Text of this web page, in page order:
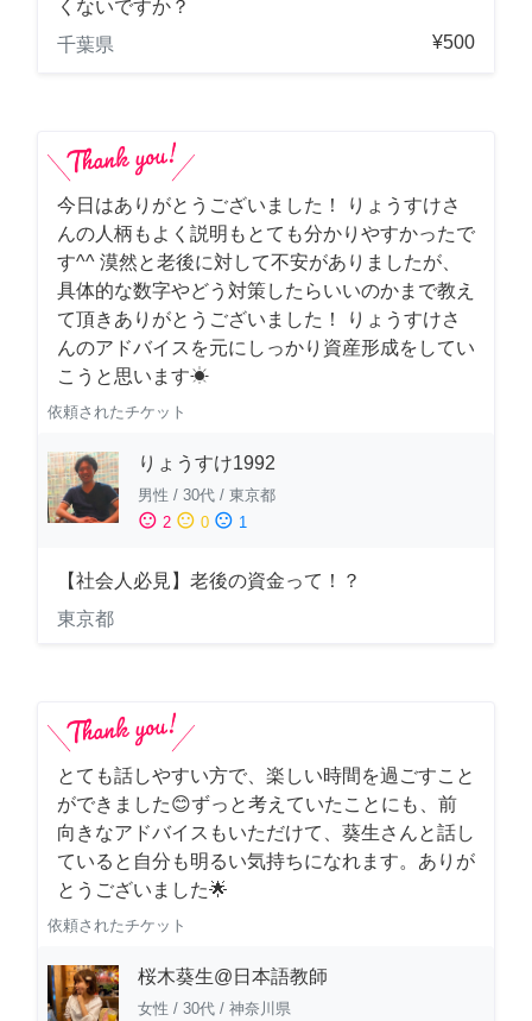
くないですか？
千葉県
¥500
今日はありがとうございました！ りょうすけさ
んの人柄もよく説明もとても分かりやすかったで
す^^ 漠然と老後に対して不安がありましたが、
具体的な数字やどう対策したらいいのかまで教え
て頂きありがとうございました！ りょうすけさ
んのアドバイスを元にしっかり資産形成をしてい
こうと思います☀︎
依頼されたチケット
りょうすけ1992
男性 / 30代 / 東京都
sentiment_satisfied 2 sentiment_neutral 0 sentiment_dissatisfied 1
【社会人必見】老後の資金って！？
東京都
とても話しやすい方で、楽しい時間を過ごすこと
ができました😊ずっと考えていたことにも、前
向きなアドバイスもいただけて、葵生さんと話し
ていると自分も明るい気持ちになれます。ありが
とうございました🌟
依頼されたチケット
桜木葵生@日本語教師
女性 / 30代 / 神奈川県